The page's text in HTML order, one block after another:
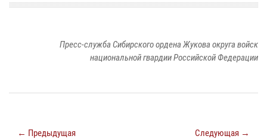
Пресс-служба Сибирского ордена Жукова округа войск
национальной гвардии Российской Федерации
← Предыдущая Следующая →